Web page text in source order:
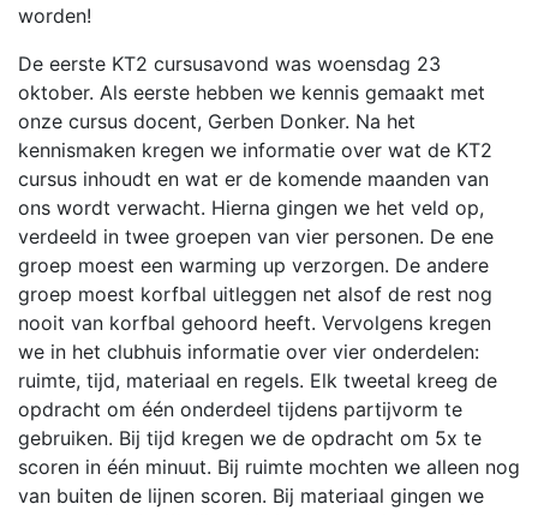
worden!
De eerste KT2 cursusavond was woensdag 23
oktober. Als eerste hebben we kennis gemaakt met
onze cursus docent, Gerben Donker. Na het
kennismaken kregen we informatie over wat de KT2
cursus inhoudt en wat er de komende maanden van
ons wordt verwacht. Hierna gingen we het veld op,
verdeeld in twee groepen van vier personen. De ene
groep moest een warming up verzorgen. De andere
groep moest korfbal uitleggen net alsof de rest nog
nooit van korfbal gehoord heeft. Vervolgens kregen
we in het clubhuis informatie over vier onderdelen:
ruimte, tijd, materiaal en regels. Elk tweetal kreeg de
opdracht om één onderdeel tijdens partijvorm te
gebruiken. Bij tijd kregen we de opdracht om 5x te
scoren in één minuut. Bij ruimte mochten we alleen nog
van buiten de lijnen scoren. Bij materiaal gingen we